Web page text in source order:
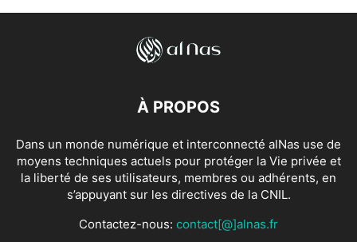
À PROPOS
Dans un monde numérique et interconnecté alNas use de
moyens techniques actuels pour protéger la Vie privée et
la liberté de ses utilisateurs, membres ou adhérents, en
s’appuyant sur les directives de la CNIL.
Contactez-nous: contact[@]alnas.fr